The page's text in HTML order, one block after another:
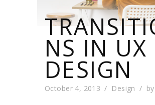
NS IN UX
DESIGN
October 4, 2013 Design by